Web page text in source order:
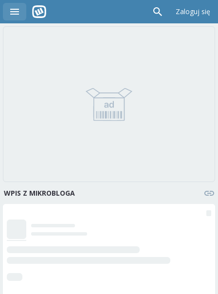
Zaloguj się
WPIS Z MIKROBLOGA